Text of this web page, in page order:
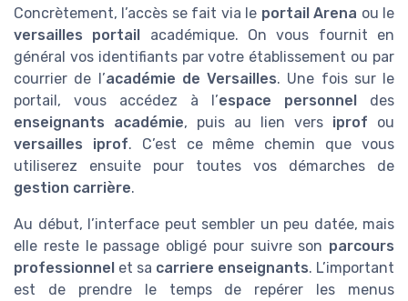
Concrètement, l’accès se fait via le portail Arena ou le
versailles portail
académique. On vous fournit en
général vos identifiants par votre établissement ou par
courrier de l’académie de Versailles. Une fois sur le
portail, vous accédez à l’espace personnel
des
enseignants académie, puis au lien vers iprof ou
versailles iprof. C’est ce même chemin que vous
utiliserez ensuite pour toutes vos démarches de
gestion carrière.
Au début, l’interface peut sembler un peu datée, mais
elle reste le passage obligé pour suivre son parcours
professionnel et sa carriere enseignants. L’important
est de prendre le temps de repérer les menus